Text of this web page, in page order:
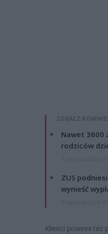
ZOBACZ
Nawet 3600
rodziców
ZUS
wynieść
Klienci powinni też